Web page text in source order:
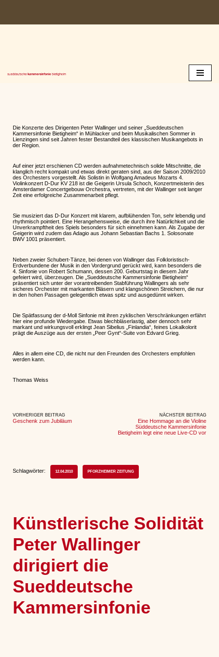
Zum
Die Konzerte des Dirigenten Peter Wallinger und seiner „Sueddeutschen
Kammersinfonie Bietigheim“ in Mühlacker und beim Musikalischen Sommer in
Lienzingen sind seit Jahren fester Bestandteil des klassischen Musikangebots in
der Region.
Auf einer jetzt erschienen CD werden aufnahmetechnisch solide Mitschnitte, die
klanglich recht kompakt und etwas direkt geraten sind, aus der Saison 2009/2010
des Orchesters vorgestellt. Als Solistin in Wolfgang Amadeus Mozarts 4.
Violinkonzert D-Dur KV 218 ist die Geigerin Ursula Schoch, Konzertmeisterin des
Amsterdamer Concertgebouw Orchestra, vertreten, mit der Wallinger seit langer
Zeit eine erfolgreiche Zusammenarbeit pflegt.
Sie musiziert das D-Dur Konzert mit klarem, aufblühenden Ton, sehr lebendig und
rhythmisch pointiert. Eine Herangehensweise, die durch ihre Natürlichkeit und die
Unverkrampftheit des Spiels besonders für sich einnehmen kann. Als Zugabe der
Geigerin wird zudem das Adagio aus Johann Sebastian Bachs 1. Solosonate
BWV 1001 präsentiert.
Neben zweier Schubert-Tänze, bei denen von Wallinger das Folkloristisch-
Erdverbundene der Musik in den Vordergrund gerückt wird, kann besonders die
4. Sinfonie von Robert Schumann, dessen 200. Geburtstag in diesem Jahr
gefeiert wird, überzeugen. Die „Sueddeutsche Kammersinfonie Bietigheim“
präsentiert sich unter der vorantreibenden Stabführung Wallingers als sehr
sicheres Orchester mit markanten Bläsern und klangschönen Streichern, die nur
in den hohen Passagen gelegentlich etwas spitz und ausgedünnt wirken.
Die Spätfassung der d-Moll Sinfonie mit ihren zyklischen Verschränkungen erfährt
hier eine profunde Wiedergabe. Etwas blechbläserlastig, aber dennoch sehr
markant und wirkungsvoll erklingt Jean Sibelius „Finlandia“, feines Lokalkolorit
prägt die Auszüge aus der ersten „Peer Gynt“-Suite von Edvard Grieg.
Alles in allem eine CD, die nicht nur den Freunden des Orchesters empfohlen
werden kann.
Thomas Weiss
VORHERIGER BEITRAG
Geschenk zum Jubiläum
NÄCHSTER BEITRAG
Eine Hommage an die Violine
Süddeutsche Kammersinfonie
Bietigheim legt eine neue Live-CD vor
Schlagwörter: 12.04.2010 PFORZHEIMER ZEITUNG
Künstlerische Solidität
Peter Wallinger
dirigiert die
Sueddeutsche
Kammersinfonie